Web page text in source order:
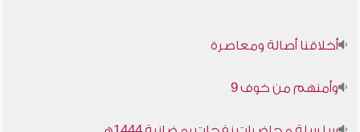
أخلاقنا أصالة ومعاصرة
وأمنهم من خوف 9